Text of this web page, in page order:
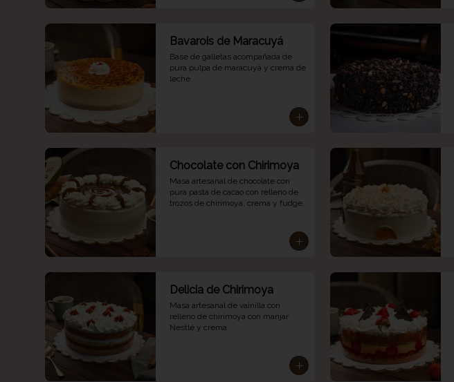
Bavarois de Maracuyá
Base de galletas acompañada de
pura pulpa de maracuyá y crema de
leche.
Chocolate con Chirimoya
Masa artesanal de chocolate con
pura pasta de cacao con relleno de
trozos de chirimoya, crema y fudge.
Delicia de Chirimoya
Masa artesanal de vainilla con
relleno de chirimoya con manjar
Nestlé y crema.